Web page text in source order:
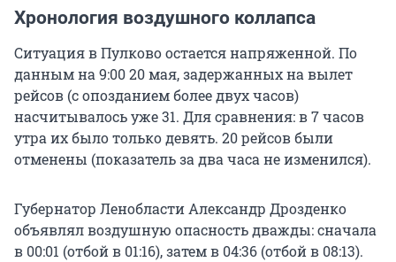
Хронология воздушного коллапса
Ситуация в Пулково остается напряженной. По
данным на 9:00 20 мая, задержанных на вылет
рейсов (с опозданием более двух часов)
насчитывалось уже 31. Для сравнения: в 7 часов
утра их было только девять. 20 рейсов были
отменены (показатель за два часа не изменился).
Губернатор Ленобласти Александр Дрозденко
объявлял воздушную опасность дважды: сначала
в 00:01 (отбой в 01:16), затем в 04:36 (отбой в 08:13).